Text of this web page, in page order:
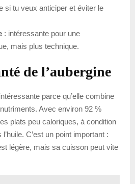
si tu veux anticiper et éviter le
: intéressante pour une
mais plus technique.
de l’aubergine
parce qu’elle combine
Avec environ 92 %
plats peu caloriques, à condition
C’est un point important :
légère, mais sa cuisson peut vite